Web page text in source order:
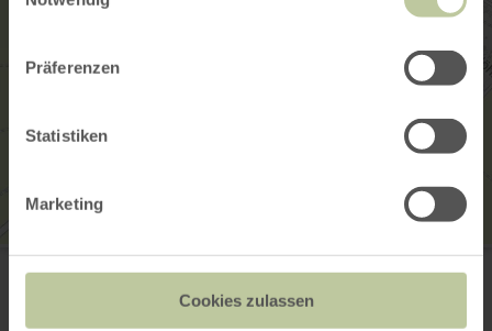
Präferenzen
Statistiken
Marketing
Cookies zulassen
Burg Flamersheim
Sperberstrasse
53881 Euskirchen-Flamersheim